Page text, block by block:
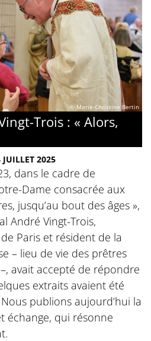
© Marie-Christine Bertin
Trois : « Alors,
JUILLET 2025
dans le cadre de
Dame consacrée aux
jusqu’au bout des âges »,
André Vingt-Trois,
Paris et résident de la
– lieu de vie des prêtres
avait accepté de répondre
extraits avaient été
publions aujourd’hui la
échange, qui résonne